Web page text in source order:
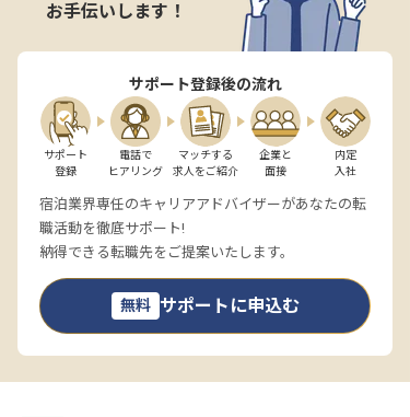
お手伝いします！
サポート登録後の流れ
サポート
登録
電話で
ヒアリング
マッチする
求人をご紹介
企業と
面接
内定
入社
宿泊業界専任のキャリアアドバイザーがあなたの転
職活動を徹底サポート!
納得できる転職先をご提案いたします。
無料 サポートに申込む